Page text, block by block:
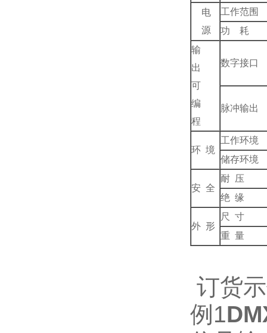
电
源
工作范围
功 耗
输
出
可
编
程
数字接口
脉冲输出
环 境
工作环境
储存环境
安 全
耐 压
绝 缘
外 形
尺 寸
重 量
订货
例1